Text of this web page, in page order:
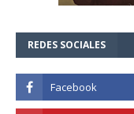
REDES SOCIALES